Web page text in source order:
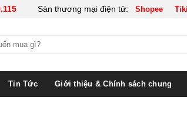
Sàn thương mại điện tử: Shopee Tiki
Tin Tức Giới thiệu & Chính sách chung